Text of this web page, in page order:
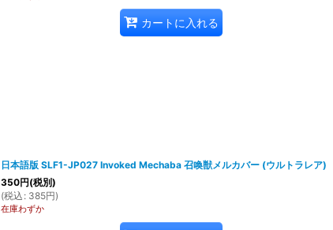
カートに入れる
日本語版 SLF1-JP027 Invoked Mechaba 召喚獣メルカバー (ウルトラレア)
350円(税別)
(税込 : 385円)
在庫わずか